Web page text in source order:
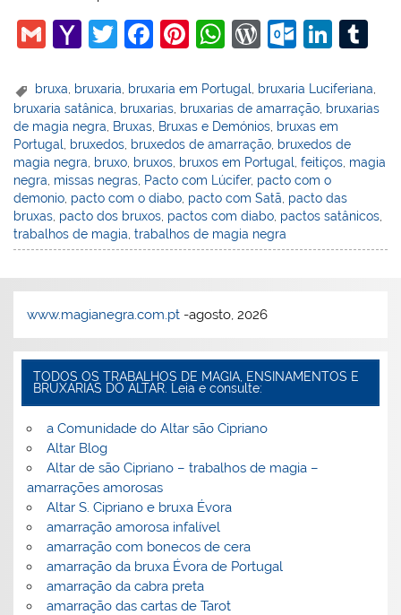
G
ai
l
Y
h
o
o
M
ai
l
T
itt
er
F
c
e
b
o
o
k
Pi
er
e
st
W
at
s
A
p
p
W
d
Pr
e
ss
O
lo
o
k.
c
o
Li
k
e
dI
n
m
bl
r
bruxa bruxaria bruxaria em Portugal bruxaria Luciferiana
bruxaria satânica bruxarias bruxarias de amarração bruxarias
de magia negra Bruxas Bruxas e Demónios bruxas em
Portugal bruxedos bruxedos de amarração bruxedos de
magia negra bruxo bruxos bruxos em Portugal ,feitiços magia
negra missas negras Pacto com Lúcifer, pacto com o
demonio pacto com o diabo pacto com Satã pacto das
bruxas pacto dos bruxos pactos com diabo pactos satânicos
trabalhos de magia ,trabalhos de magia negra
www.magianegra.com.pt -agosto, 2026
TODOS OS TRABALHOS DE MAGIA, ENSINAMENTOS E
BRUXARIAS DO ALTAR. Leia e consulte:
a Comunidade do Altar são Cipriano
Altar Blog
Altar de são Cipriano – trabalhos de magia –
amarrações amorosas
Altar S. Cipriano e bruxa Évora
amarração amorosa infalível
amarração com bonecos de cera
amarração da bruxa Évora de Portugal
amarração da cabra preta
amarração das cartas de Tarot